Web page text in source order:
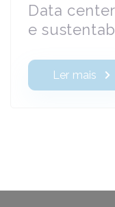
Data
e
Ler mais